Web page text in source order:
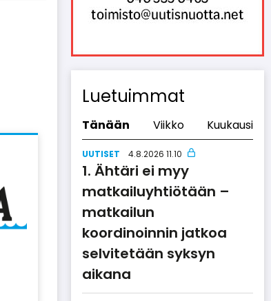
Luetuimmat
Tänään Viikko Kuukausi
UUTISET 4.8.2026 11.10
Ähtäri ei myy
matkailuyhtiötään –
matkailun
koordinoinnin jatkoa
selvitetään syksyn
aikana